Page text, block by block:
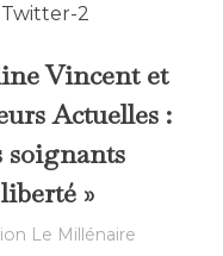
Vincent et
Actuelles :
soignants
»
Le Millénaire